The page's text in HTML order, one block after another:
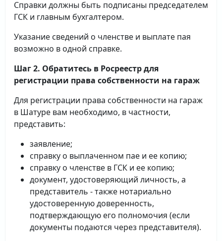
Справки должны быть подписаны председателем
ГСК и главным бухгалтером.
Указание сведений о членстве и выплате пая
возможно в одной справке.
Шаг 2. Обратитесь в Росреестр для
регистрации права собственности на гараж
Для регистрации права собственности на гараж
в Шатуре вам необходимо, в частности,
представить:
заявление;
справку о выплаченном пае и ее копию;
справку о членстве в ГСК и ее копию;
документ, удостоверяющий личность, а
представитель - также нотариально
удостоверенную доверенность,
подтверждающую его полномочия (если
документы подаются через представителя).